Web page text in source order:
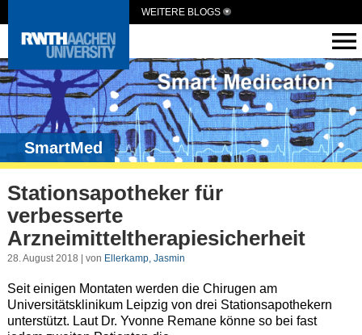
WEITERE BLOGS
SmartMed
Stationsapotheker für
verbesserte
Arzneimitteltherapiesicherheit
28. August 2018 | von Ellerkamp, Jasmin
Seit einigen Montaten werden die Chirugen am
Universitätsklinikum Leipzig von drei Stationsapothekern
unterstützt. Laut Dr. Yvonne Remane könne so bei fast